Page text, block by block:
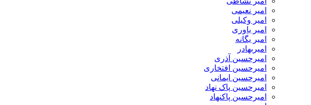
امیر نعیمی
امیر وکیلی
امیر یاوری
امیر یگانه
امیربهادر
امیرحسین آذری
امیرحسین افتخاری
امیرحسین ایمانی
امیرحسین پاک نهاد
امیرحسین پاکنهاد